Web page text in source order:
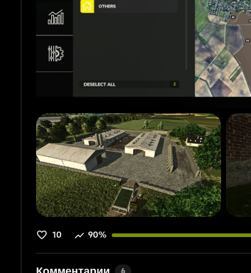
10 90%